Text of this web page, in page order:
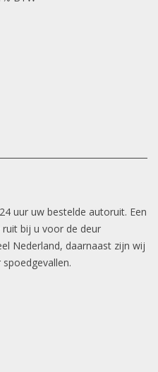
uur uw bestelde autoruit. Een
bij u voor de deur
Nederland, daarnaast zijn wij